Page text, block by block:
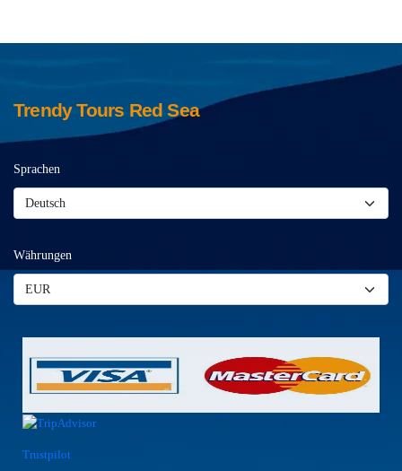
Trendy Tours Red Sea
Sprachen
Währungen
Trustpilot